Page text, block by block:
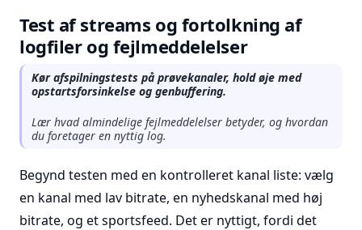
Test af streams og fortolkning af
logfiler og fejlmeddelelser
Kør afspilningstests på prøvekanaler, hold øje med
opstartsforsinkelse og genbuffering.
Lær hvad almindelige fejlmeddelelser betyder, og hvordan
du foretager en nyttig log.
Begynd testen med en kontrolleret kanal liste: vælg
en kanal med lav bitrate, en nyhedskanal med høj
bitrate, og et sportsfeed. Det er nyttigt, fordi det